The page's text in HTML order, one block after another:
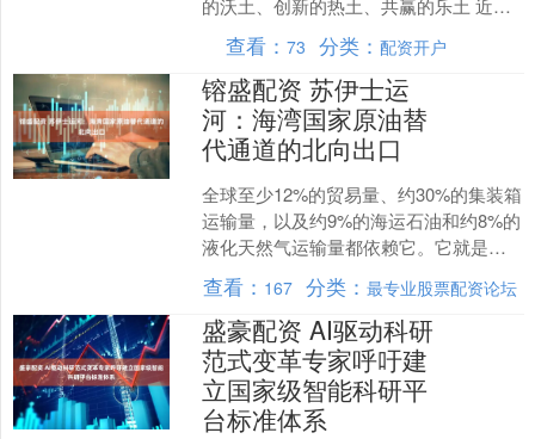
的沃土、创新的热土、共赢的乐土 近
来，两句流行语从不同方面折射出“中国
热”。 一句是“带着空....
查看：73 分类：配资开户
镕盛配资 苏伊士运
河：海湾国家原油替
代通道的北向出口
全球至少12%的贸易量、约30%的集装箱
运输量，以及约9%的海运石油和约8%的
液化天然气运输量都依赖它。它就是位
于欧、亚、非三洲交界地带，连接红海
与地中海的苏伊....
查看： 167 分类： 最专业股票配资论坛
盛豪配资 AI驱动科研
范式变革专家呼吁建
立国家级智能科研平
台标准体系